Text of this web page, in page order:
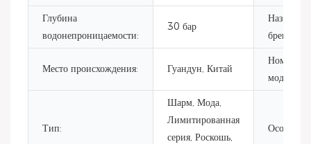
Глубина
водонепроницаемости:
30 бар
Название
бренда:
Место происхождения: Гуандун, Китай
Номер
модели:
Тип:
Шарм, Мода,
Лимитированная
серия, Роскошь,